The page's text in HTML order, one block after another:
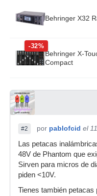
Behringer X32
-32%
Behringer X-
Compact
#2 por pablofcid el
Las petacas
48V de Phantom que
Sirven para micros de
piden <10V.
Tienes también